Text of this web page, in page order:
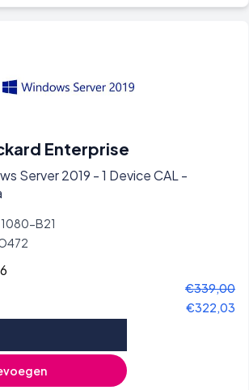
Enterprise
Server 2019 - 1 Device CAL -
B21
€339,00
€322,03